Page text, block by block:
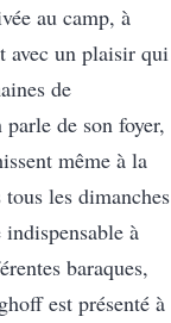
au camp, à
avec un plaisir qui
de
de son foyer,
même à la
les dimanches
à
baraques,
est présenté à